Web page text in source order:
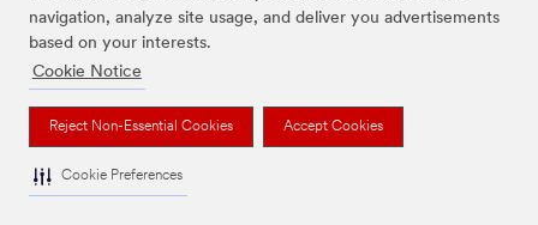
navigation, analyze site usage, and deliver you advertisements
based on your interests.
Cookie Notice
Reject Non-Essential Cookies Accept Cookies
Cookie Preferences